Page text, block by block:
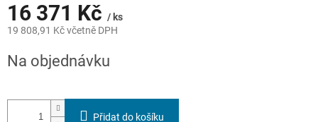
16 371 Kč / ks
19 808,91 Kč včetně DPH
cena:
Na objednávku
Přidat do košíku